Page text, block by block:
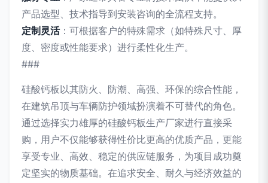
产品选型、技术指导到安装咨询的全流程支持。
定制灵活：可根据客户的特殊需求（如特殊尺寸、厚
度、密度或性能要求）进行柔性化生产。
###
硅酸钙板以其防火、防潮、高强、环保的综合性能，
在建筑吊顶与车辆防护领域扮演着不可替代的角色。
通过选择实力雄厚的硅酸钙板生产厂家进行直接采
购，用户不仅能够获得性价比更高的优质产品，更能
享受专业、高效、稳定的供应链服务，为项目成功奠
定坚实的物质基础。在追求安全、耐久与经济效益的